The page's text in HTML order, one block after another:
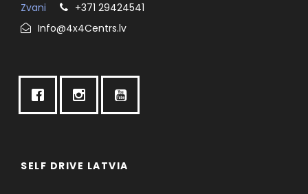
Zvani
+371 29424541
Info@4x4Centrs.lv
SELF DRIVE LATVIA